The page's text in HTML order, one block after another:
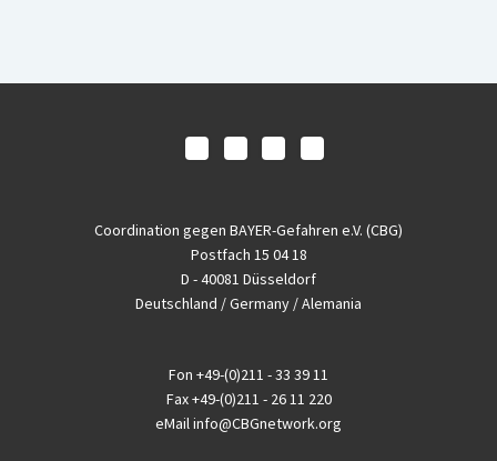
Coordination gegen BAYER-Gefahren e.V. (CBG)
Postfach 15 04 18
D - 40081 Düsseldorf
Deutschland / Germany / Alemania
Fon +49-(0)211 - 33 39 11
Fax+49-(0)211 - 26 11 220
eMailinfo@CBGnetwork.org